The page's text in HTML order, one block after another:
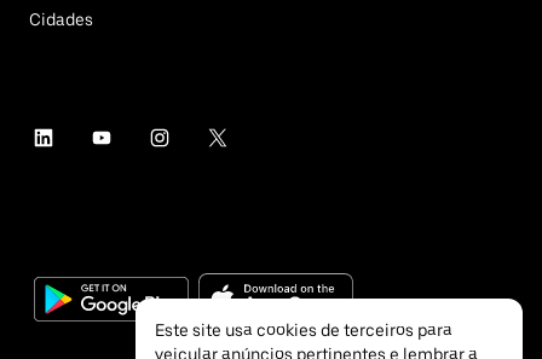
Cidades
Este site usa cookies de terceiros para
veicular anúncios pertinentes e lembrar a